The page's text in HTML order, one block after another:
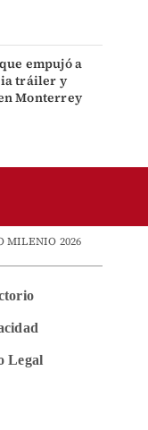
empujó a
tráiler y
Monterrey
MILENIO 2026
Legal